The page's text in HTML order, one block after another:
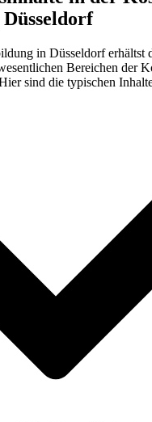
in Düsseldorf erhältst
Bereichen der
sind die typischen